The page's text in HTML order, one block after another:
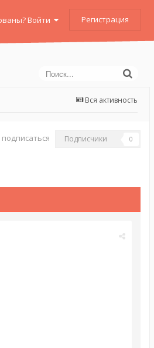
Войти Регистрация
Вся активность
Подписчики 0